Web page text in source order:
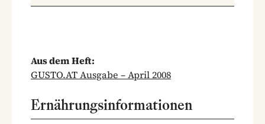
Aus dem Heft:
GUSTO.AT Ausgabe – April 2008
Ernährungsinformationen